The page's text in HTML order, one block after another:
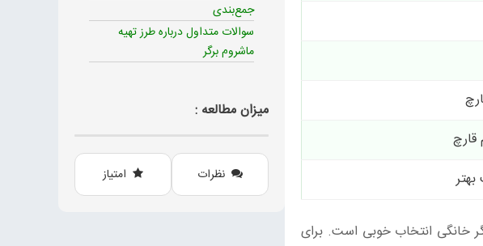
خانگی انتخاب خوبی است. برای
جمع‌بندی
سوالات متداول درباره طرز تهیه
ماشروم برگر
میزان مطالعه :
نظرات امتیاز